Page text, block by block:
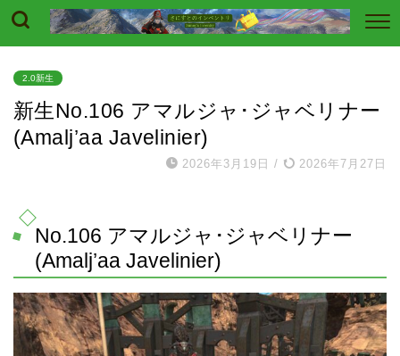
2.0新生
新生No.106 アマルジャ･ジャベリナー
(Amalj’aa Javelinier)
2026年3月19日 / 2026年7月27日
No.106 アマルジャ･ジャベリナー
(Amalj’aa Javelinier)